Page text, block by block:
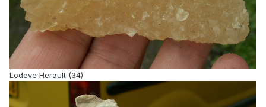
Lodeve Herault (34)